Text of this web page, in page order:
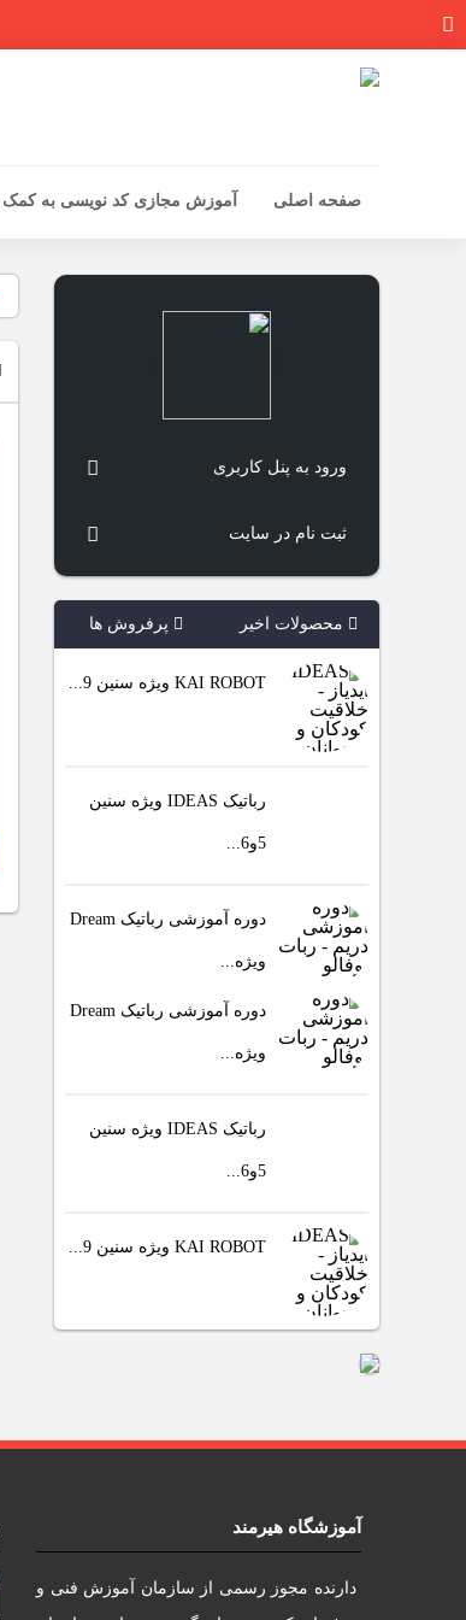
صفحه اصلی آموزش مجازی کد نویسی به کمک
ورود به پنل کاربری
ثبت نام در سایت
محصولات اخیر پرفروش ها
KAI ROBOT ویژه سنین 9...
رباتیک IDEAS ویژه سنین
5و6...
دوره آموزشی رباتیک Dream
ویژه...
دوره آموزشی رباتیک Dream
ویژه...
رباتیک IDEAS ویژه سنین
5و6...
KAI ROBOT ویژه سنین 9...
آموزشگاه هیرمند
دارنده مجوز رسمی از سازمان آموزش فنی و